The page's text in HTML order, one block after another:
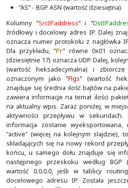
"IP Sub Flow Cache"
eksporcie danych. Trafiają tam
w "Main Cache". Ilość wpisów
eksportu/zagregowania, a
zostanie wysłany pakiet do
po 1024 bajty (chunk).
Na poprzednim slajdzie